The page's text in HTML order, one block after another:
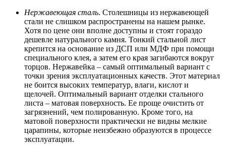
Нержавеющая сталь. Столешницы из нержавеющей
стали не слишком распространены на нашем рынке.
Хотя по цене они вполне доступны и стоят гораздо
дешевле натурального камня. Тонкий стальной лист
крепится на основание из ДСП или МДФ при помощи
специального клея, а затем его края загибаются вокруг
торцов. Нержавейка – самый оптимальный вариант с
точки зрения эксплуатационных качеств. Этот материал
не боится высоких температур, влаги, кислот и
щелочей. Оптимальный вариант отделки стального
листа – матовая поверхность. Ее проще очистить от
загрязнений, чем полированную. Кроме того, на
матовой поверхности практически не видны мелкие
царапины, которые неизбежно образуются в процессе
эксплуатации.